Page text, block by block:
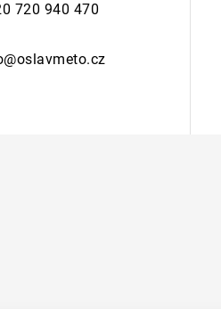
720 940 470
@oslavmeto.cz